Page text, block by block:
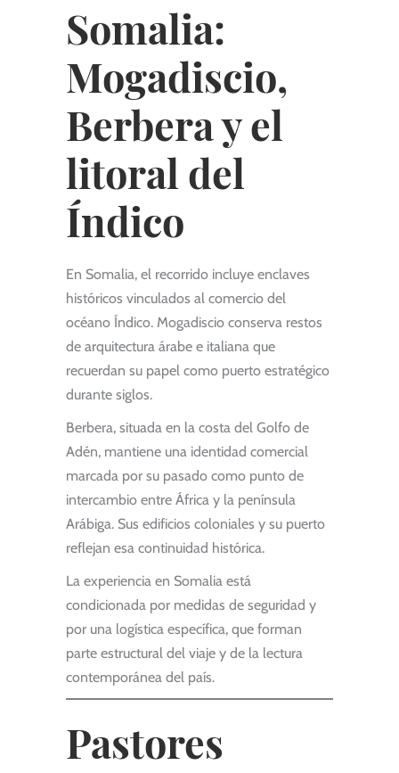
Somalia:
Mogadiscio,
Berbera y el
litoral del
Índico
En Somalia, el recorrido incluye enclaves
históricos vinculados al comercio del
océano Índico. Mogadiscio conserva restos
de arquitectura árabe e italiana que
recuerdan su papel como puerto estratégico
durante siglos.
Berbera, situada en la costa del Golfo de
Adén, mantiene una identidad comercial
marcada por su pasado como punto de
intercambio entre África y la península
Arábiga. Sus edificios coloniales y su puerto
reflejan esa continuidad histórica.
La experiencia en Somalia está
condicionada por medidas de seguridad y
por una logística específica, que forman
parte estructural del viaje y de la lectura
contemporánea del país.
Pastores